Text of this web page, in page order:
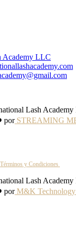
Academy LLC
Lash
porSTREAMING
Términos y Condiciones
Lash
porM&K Technology